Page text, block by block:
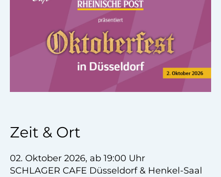
Zeit & Ort
02. Oktober 2026, ab 19:00 Uhr
SCHLAGER CAFE Düsseldorf & Henkel-Saal